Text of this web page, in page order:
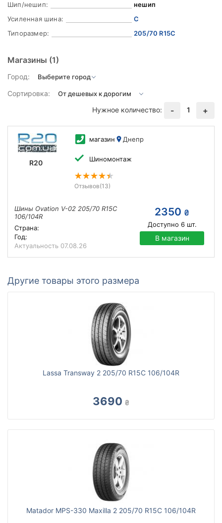
Шип/нешип:
нешип
Усиленная шина:
C
Типоразмер:
205/70 R15C
Магазины (1)
Город:
Сортировка:
Нужное количество:
- 1 +
R20
магазин Днепр
Шиномонтаж
Отзывов(13)
Шины Ovation V-02 205/70 R15C
106/104R
Страна:
Год:
Актуальность 07.08.26
2350 ₴
Доступно 6шт.
В магазин
Другие товары этого размера
Lassa Transway 2 205/70 R15C 106/104R
3690 ₴
Matador MPS-330 Maxilla 2 205/70 R15C 106/104R